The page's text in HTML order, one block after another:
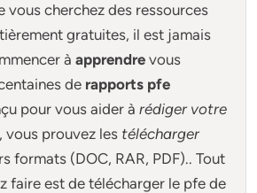
vous cherchez des ressources
gratuites, il est jamais
àapprendre vous
de rapports pfe
pourvous aider àrédiger votre
, vous prouvez les télécharger
formats (DOC, RAR, PDF).. Tout
faire est de télécharger le pfe de